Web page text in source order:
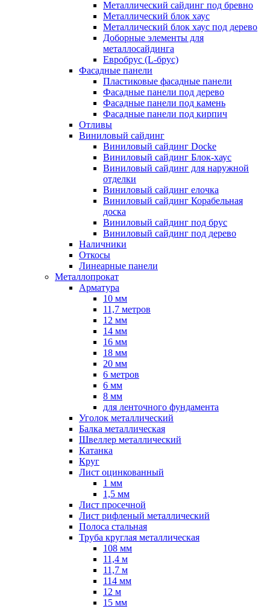
Металлический сайдинг под бревно
Металлический блок хаус
Металлический блок хаус под дерево
Доборные элементы для
металлосайдинга
Евробрус (L-брус)
Фасадные панели
Пластиковые фасадные панели
Фасадные панели под дерево
Фасадные панели под камень
Фасадные панели под кирпич
Отливы
Виниловый сайдинг
Виниловый сайдинг Docke
Виниловый сайдинг Блок-хаус
Виниловый сайдинг для наружной
отделки
Виниловый сайдинг елочка
Виниловый сайдинг Корабельная
доска
Виниловый сайдинг под брус
Виниловый сайдинг под дерево
Наличники
Откосы
Линеарные панели
Металлопрокат
Арматура
10 мм
11,7 метров
12 мм
14 мм
16 мм
18 мм
20 мм
6 метров
6 мм
8 мм
для ленточного фундамента
Уголок металлический
Балка металлическая
Швеллер металлический
Катанка
Круг
Лист оцинкованный
1 мм
1,5 мм
Лист просечной
Лист рифленый металлический
Полоса стальная
Труба круглая металлическая
108 мм
11,4 м
11,7 м
114 мм
12 м
15 мм